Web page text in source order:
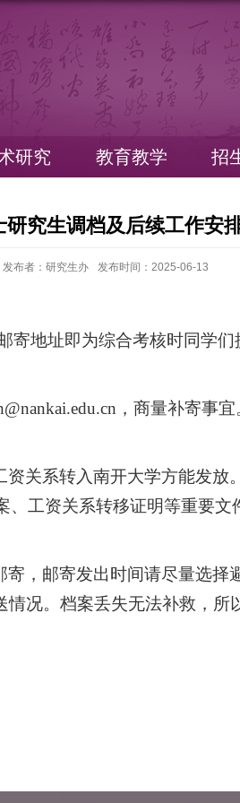
研究 教育教学 招
研究生调档及后续工作安
发布者：研究生办 发布时间：2025-06-13
地址即为综合考核时同学
，商量补寄事
关系转入南开大学方能发放
工资关系转移证明等重要
，邮寄发出时间请尽量选择
况。档案丢失无法补救，所